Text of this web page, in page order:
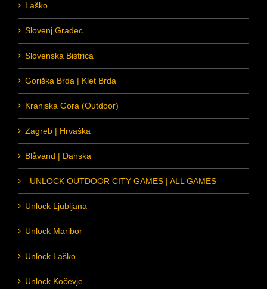
Laško
Slovenj Gradec
Slovenska Bistrica
Goriška Brda | Klet Brda
Kranjska Gora (Outdoor)
Zagreb | Hrvaška
Blåvand | Danska
–UNLOCK OUTDOOR CITY GAMES | ALL GAMES–
Unlock Ljubljana
Unlock Maribor
Unlock Laško
Unlock Kočevje